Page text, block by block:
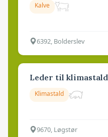
Kalve
6392, Bolderslev
Leder til klimastald
Klimastald
9670, Løgstør